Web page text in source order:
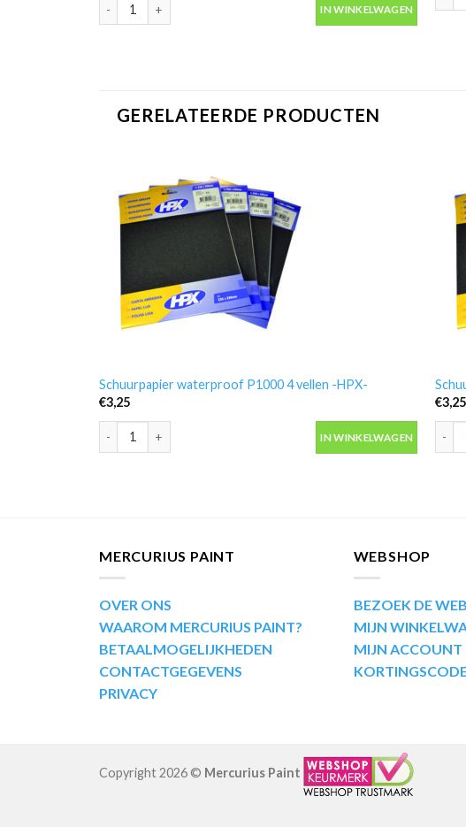
IN WINKELWAGEN
GERELATEERDE PRODUCTEN
Schuurpapier waterproof P1000 4 vellen -HPX-
€3,25
Schuurpapier waterproof P1000 4 vellen -HPX- aantal
IN WINKELWAGEN
€3,25
MERCURIUS PAINT
OVER ONS
WAAROM MERCURIUS PAINT?
BETAALMOGELIJKHEDEN
CONTACTGEGEVENS
PRIVACY
WEBSHOP
BEZOEK DE
MIJN
MIJN ACCOUNT
Copyright 2026 © Mercurius Paint